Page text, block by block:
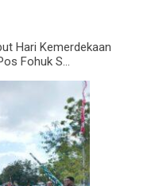
Hari Kemerdekaan
Fohuk S...